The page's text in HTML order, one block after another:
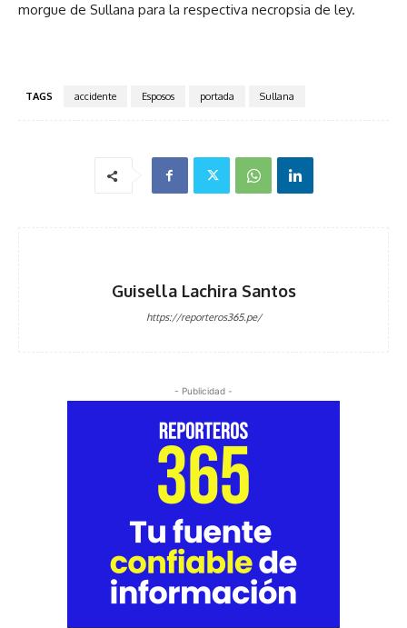
morgue de Sullana para la respectiva necropsia de ley.
TAGS accidente Esposos portada Sullana
Guisella Lachira Santos
https://reporteros365.pe/
- Publicidad -